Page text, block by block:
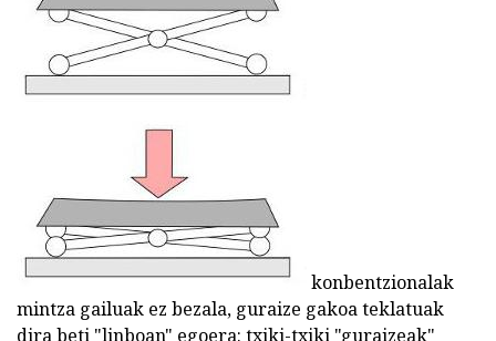
konbentzionalak
mintza gailuak ez bezala, guraize gakoa teklatuak
dira beti "linboan" egoera: txiki-txiki "guraizeak"